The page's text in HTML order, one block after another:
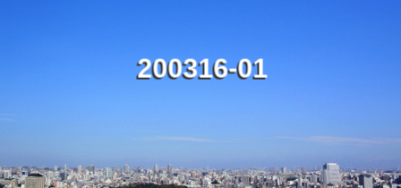
200316-01